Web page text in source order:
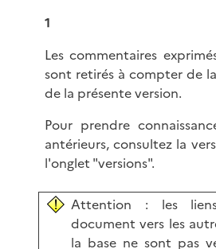
1
Les commentaires
sont retirés à compter de
de la présente version.
Pour prendre
antérieurs, consultez la
l'onglet "versions".
Attention : les
document vers les
la base ne sont pas